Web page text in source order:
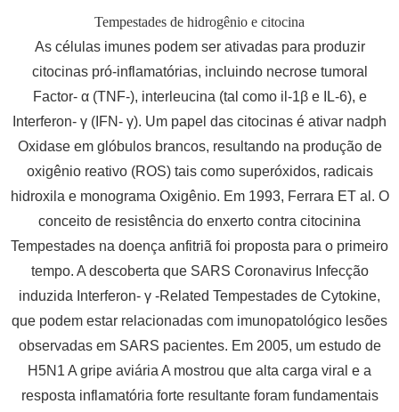
Tempestades de hidrogênio e citocina
As células imunes podem ser ativadas para produzir
citocinas pró-inflamatórias, incluindo necrose tumoral
Factor- α (TNF-), interleucina (tal como il-1β e IL-6), e
Interferon- γ (IFN- γ). Um papel das citocinas é ativar nadph
Oxidase em glóbulos brancos, resultando na produção de
oxigênio reativo (ROS) tais como superóxidos, radicais
hidroxila e monograma Oxigênio. Em 1993, Ferrara ET al. O
conceito de resistência do enxerto contra citocinina
Tempestades na doença anfitriã foi proposta para o primeiro
tempo. A descoberta que SARS Coronavirus Infecção
induzida Interferon- γ -Related Tempestades de Cytokine,
que podem estar relacionadas com imunopatológico lesões
observadas em SARS pacientes. Em 2005, um estudo de
H5N1 A gripe aviária A mostrou que alta carga viral e a
resposta inflamatória forte resultante foram fundamentais